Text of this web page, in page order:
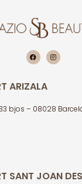
ARIZALA
33 bjos – 08028
SANT JOAN